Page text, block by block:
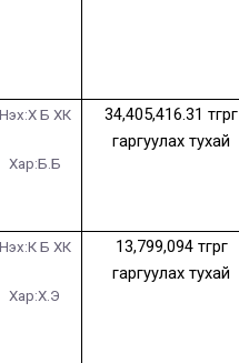
Нэх:Х Б ХК
Хар:Б.Б
34,405,416.31 төгрөг
гаргуулах тухай
Нэх:К Б ХК
Хар:Х.Э
13,799,094төгрөг
гаргуулах тухай